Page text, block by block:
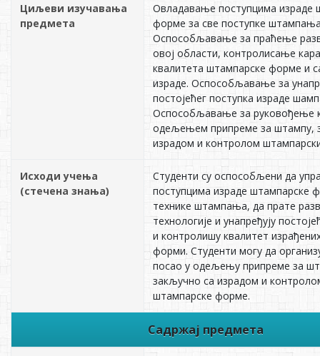
Циљеви изучавања
предмета
Овладавање поступцима израде
форме за све поступке
Оспособљавање за праћење
овој области, контролисање
квалитета штампарске форме и
израде. Оспособљавање за
постојећег поступка израде
Оспособљавање за руковођење
одељењем припреме за штампу,
израдом и контролом
Исходи учења
(стечена знања)
Студенти су оспособљени да
поступцима израде штампарске
технике штампања, да прате
технологије и унапређују
и контролишу квалитет
форми. Студенти могу да
посао у одељењу припреме за
закључно са израдом и
штампарске форме.
Садржај предмета